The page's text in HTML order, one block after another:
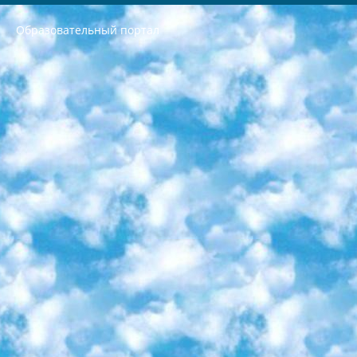
Образовательный портал
РЕСПУБЛИКА УЗБЕКИСТАН МИНИСТРЕРСТВО ДОШКОЛЬНОГО И ШКОЛЬНОГО ОБРАЗОВАНИЯ КОМАНДА в общеобразовательных учреждениях в 2023-2024 учебном году организация и проведение итоговой государственной аттестации обучающихся о Министра дошкольного и школьного образования Республики Узбекистан от 4 марта 2008 года (постановлением Минюста от 20 марта 2008 года № 1778 государственной регистрации) «Итоговое состояние учащихся общего среднего образования на основании положения об утверждении положения об аттестации общего среднего образования выпускной экзамен студентов в образовательных учреждениях в 2023-2024 учебном году В целях организации и прохождения аттестации приказываю: 1. Следующее: перечень предметов, по которым будет проводиться итоговая государственная аттестация и экзамен формы перевода согласно приложению 1; сертификаты международного образца, оценивающие уровень владения иностранными языками перечень согласно приложению 2; 2. Педагогический при специализированных образовательных учреждениях. научно-практический центр квалификации и международной оценки (Д.Давидова) 2024 г. До 25 марта: задания по предметам, по которым будет проводиться итоговая аттестация разработка и утверждение технических условий; итоговая аттестация на основании разработанного предметного задания разработка вопросов по предметам (устно и письменно), экзамен передача; общеобразовательные средние школы и специальные учебные заведения учащиеся выпускных классов школ и интернатов в агентской системе подготовка базы данных экзаменационных материалов и критериев оценки; перевод базы экзаменационных материалов на все языки обучения подать в Республиканский образовательный центр для изготовления; варианты экзаменов на основе разработанных контрольных материалов пусть будут поставлены задачи формирования. 3. Республиканский образовательный центр (Ш.Худайкулов) до 5 апреля 2024 года. до: база данных предоставленных экзаменационных материалов на все языки обучения перевод и экспертиза; для слепых, слабовидящих, глухих, слабослышащих и умственно отсталых детей учащиеся выпускных классов специализированных школ и школ-интернатов база данных экзаменационных материалов на всех преподаваемых языках подготовка критериев оценки; специализированные школы для умственно отсталых детей и технологии для учащихся выпускных классов школ-интернатов разработка соответствующих рекомендаций и критериев проведения ЕГЭ по естествознанию давать задания. 4. Педагогический при специализированных образовательных учреждениях. Научно-практический центр навыков и международной оценки (Д.Давидова), Республика образовательный центр (Худайкулов Ш.) итоговый государственный аттестационный экзамен ориентирован на творческое и логическое мышление при подготовке базы материалов учитывать введение заданий. 5. Следует отметить, что: сертификат государственного образца о знании общеобразовательного предмета и как минимум национальный уровень B1 по предметам на иностранных языках, указанным в Приложении 2. или международно признанный сертификат эквивалентного уровня студенты, изучающие определенный предмет, освобождаются от экзамена; по соответствующим предметам запланирована итоговая государственная аттестация за день до дня, путем жеребьевки Рабочей группой (в письменной форме по предметам, проводимым в форме) из числа сформированных вариантов выбрано 2 варианта; 2 выбранных варианта экзамена анонсированы на официальном сайте министерства и все выпускники по всей стране на основе этих вариантов проводит итоговую государственную аттестацию. 6. Государственное образование учащихся средних общеобразовательных учреждений. знания в соответствии с квалификационными требованиями, которые необходимо приобрести на основании стандартов итоговый (выпускной) контроль для 9 и 11 классов в целях тестирования Экзамены (далее – экзамены) состоят из предметов, перечисленных в приложении 1. будет сделано. 7. Экзамены пройдут с 26 мая по 15 июня 2024 г. (кроме науки физического воспитания). 8. Физическая для учащихся 9 классов общесредних образовательных учреждений. Экзамены по предмету «Образование, квалификация медицина» 1-6 мая 2024 года. сотрудники перевести под присмотр (с отклонениями в физическом или умственном развитии) специализированная школа для детей, школы-интернаты и со сколиозом школы-интернаты санаторного типа для больных детей исключены). 9. Он был слепым, слабовидящим и имел нарушения опорно-двигательного аппарата. экзамены в специализированных школах и интернатах для детей должны проводиться исходя из требований, предъявляемых к общеобразовательным учреждениям (физкультура кроме науки). 10. Специализированная школа для глухих и слабослышащих детей. и экзамены в интернатах и быть реализован в виде письменного теста по математике. 11. Специальность для умственно отсталых детей. Для 9 класса Родной язык и литературное письмо Государственный язык (язык обучения – узбекский). для неклассов) написано Математическое письмо Письменная/устная история Узбекистана Физическое воспитание практично Итоговый контроль Для 11 класса Написание родного языка и литературы (эссе) Математическое письмо Узбекский язык (обучение на узбекском языке) не посещающее общее среднее образование для учреждений)/Образовательное учреждение выбор письменный и устный Иностранный язык письменный/устный Письменная/устная история Узбекистана *По выбору студента:  Химия  Физика  Основы государственного права  География 10 бесплатных образовательных ресурсов - Мы составили подборку онлайн-проектов с интерактивными упражнениями, видеолекциями и статьями. Они помогут вам обрести новые и освежить старые знания бесплатно. 1. «ИНТУИТ» Старейшая образовательная площадка Рунета. Здесь вы найдёте сотни текстовых и видеокурсов на десятки различных тем — от программирования до психологии. Многие курсы подготовлены российскими университетами и крупными международными компаниями вроде Intel и Microsoft. Самостоятельное обучение бесплатное, но желающие могут оплатить услуги персональных наставников. 2. «Смартия» знакомит с актуальными профессиями и подсказывает, как им обучаться. Выбрав заинтересовавшую вас специальность — SMM-специалист, фотограф, веб-дизайнер или другую, — увидите список необходимых для неё умений. Чтобы вы могли освоить их самостоятельно, для каждого умения площадка отображает подборку ссылок на учебные материалы. Хотя «Смартия» ориентируется на русскоязычную аудиторию, часть контента всё же доступна только на английском. 3. «Лекторий Физтеха» Проект Московского физико-технического института (Физтеха). С его помощью вы можете смотреть онлайн серии лекций, записанные на видео в этом вузе. В числе доступных предметов — физика, биология, химия, информационные технологии и другие. К некоторым лекциям администрация ресурса прилагает готовые конспекты, которые можно скачивать в PDF-формате. 4. ITMOcourses Онлайн-площадка Санкт-Петербургского национального исследовательского университета информационных технологий, механики и оптики (ИТМО). Ресурс предоставляет свободный доступ к курсам, разработанным в этом вузе. Каталог материалов разбит на четыре категории: «Оптические системы и технологии», «Приборостроение и робототехника», «Информационные технологии» и «Биотехнологии». Курсы состоят из видеолекций, интерактивных демонстраций и заданий. 5. «КиберЛенинка» Электронная научная библиотека открытого доступа. Каталог площадки регулярно обрастает текстами статей из различных научных изданий. Сгруппированные по журналам и рубрикам публикации можно читать онлайн или скачивать целиком в PDF-формате. Проект нацелен на популяризацию науки за счёт открытого доступа к качественной информации. 6. «ПостНаука» На этом ресурсе публикуют подборки видеолекций, составленные экспертами из разных отраслей и объединённые общими темами. Среди них, к примеру, есть серии «Биоинформатика и геномика», «Культура средневековой Скандинавии» и Cinema Studies о теории кино. Каждая подборка лекций — логически связанная история, рассказанная экспертом от первого лица. Кроме того, на сайте появляются научно-образовательные статьи и тесты на разные темы. 7. «Newочём» Команда проекта «Newочём» отбирает самые интересные тексты из англоязычных СМИ и переводит те из них, за которые голосуют участники сообщества «ВКонтакте». По большей части это научно-популярные статьи. Редакторы придумывают лишь заголовки, в остальном содержание переводов соответствует оригиналам. Полные тексты можно читать прямо в социальной сети. 8. InternetUrok Онлайн-база материалов по основным дисциплинам школьной программы. Информация на сайте структурирована по классам, предметам и темам (урокам). Каждый урок состоит из видеолекций и конспектов. Есть также интерактивные тренажёры и тесты для закрепления пройденного материала. Даже если вы давно окончили школу, возможность повторить программу старших классов всегда может пригодиться. 9. Edutainme Ещё один ресурс об образовании. В отличие от Newtonew, как мне кажется, Edutainme больше ориентируется на представителей индустрии: педагогов, предпринимателей, разработчиков образовательных проектов. Но и любой, кто просто стремится к саморазвитию, найдёт на сайте много полезного и интересного для себя. Например, информацию о новых курсах и образовательных сервисах. 10. Newtonew Онлайн-медиа об образовании и обучении в широком смысле. Авторы Newtonew пишут об инструментах, заведениях, тактиках и стратегиях, которые помогают учить других и получать новые знания самостоятельно. На этой площадке вы найдёте новости, обзоры, аналитические мат